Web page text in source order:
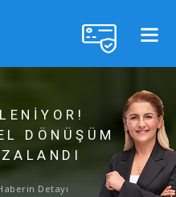
DÖNÜŞÜM
Detayı